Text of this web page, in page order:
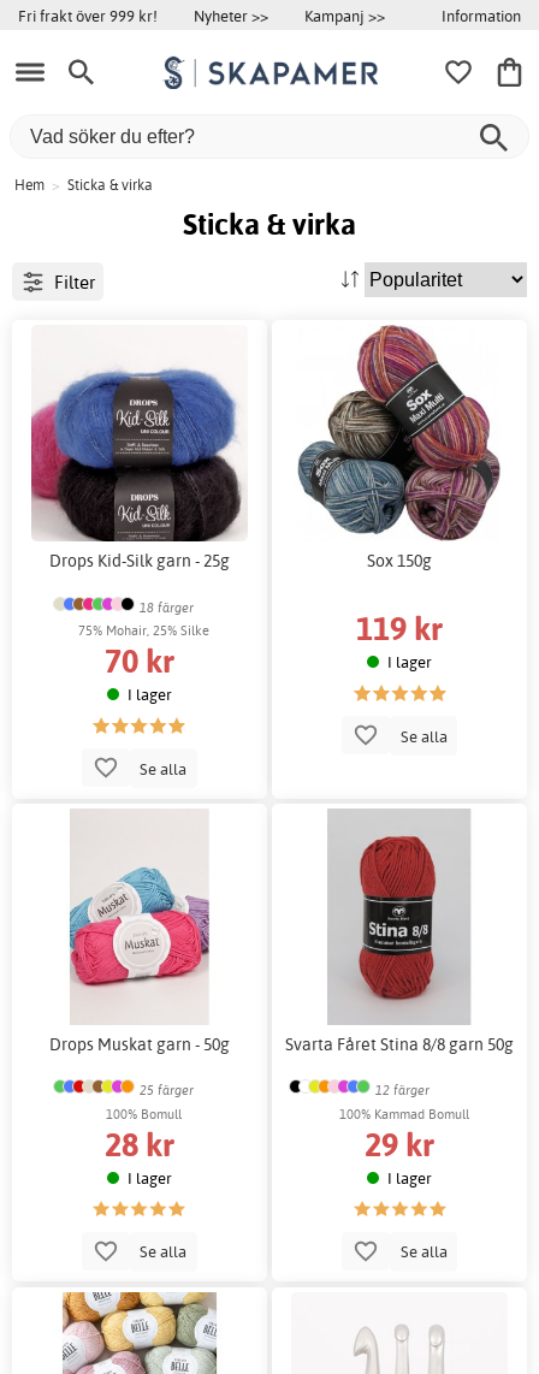
Fri frakt över 999 kr! Nyheter >> Kampanj >> Information
Hem > Sticka & virka
Sticka & virka
Filter
Drops Kid-Silk garn - 25g
18 färger
75% Mohair, 25% Silke
70 kr
I lager
Se alla
Sox 150g
119 kr
I lager
Se alla
Drops Muskat garn - 50g
25 färger
100% Bomull
28 kr
I lager
Se alla
Svarta Fåret Stina 8/8 garn 50g
12 färger
100% Kammad Bomull
29 kr
I lager
Se alla